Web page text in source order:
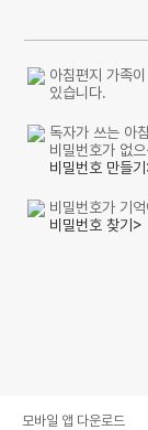
아침편지 가족
있습니다.
독자가 쓰는 아
비밀번호가 없
비밀번호 만들
비밀번호가 기
비밀번호 찾기>
모바일 앱 다운로드